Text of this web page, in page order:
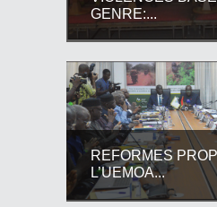
GENRE:...
REFORMES
L’UEMOA...